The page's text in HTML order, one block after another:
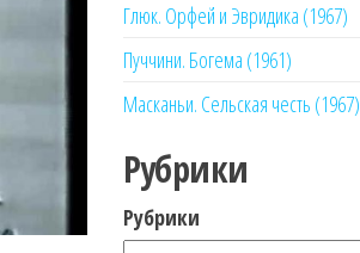
Глюк. Орфей и Эвридика (1967)
Пуччини. Богема (1961)
Масканьи. Сельская честь (1967)
Рубрики
Рубрики